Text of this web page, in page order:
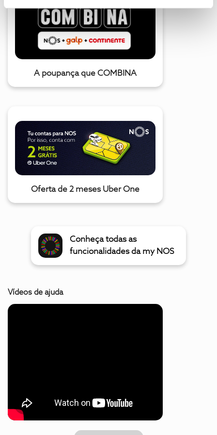
A poupança que COMBINA
Oferta de 2 meses Uber One
Conheça todas as
funcionalidades da my NOS
Vídeos de ajuda